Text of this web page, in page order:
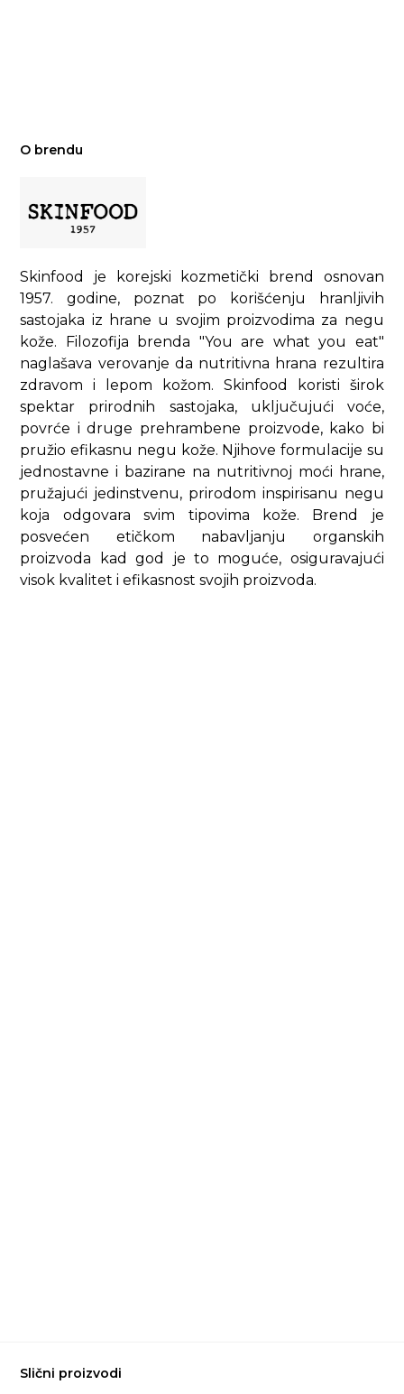
O brendu
Skinfood je korejski kozmetički brend osnovan
1957. godine, poznat po korišćenju hranljivih
sastojaka iz hrane u svojim proizvodima za negu
kože. Filozofija brenda "You are what you eat"
naglašava verovanje da nutritivna hrana rezultira
zdravom i lepom kožom. Skinfood koristi širok
spektar prirodnih sastojaka, uključujući voće,
povrće i druge prehrambene proizvode, kako bi
pružio efikasnu negu kože. Njihove formulacije su
jednostavne i bazirane na nutritivnoj moći hrane,
pružajući jedinstvenu, prirodom inspirisanu negu
koja odgovara svim tipovima kože. Brend je
posvećen etičkom nabavljanju organskih
proizvoda kad god je to moguće, osiguravajući
visok kvalitet i efikasnost svojih proizvoda.
Slični proizvodi